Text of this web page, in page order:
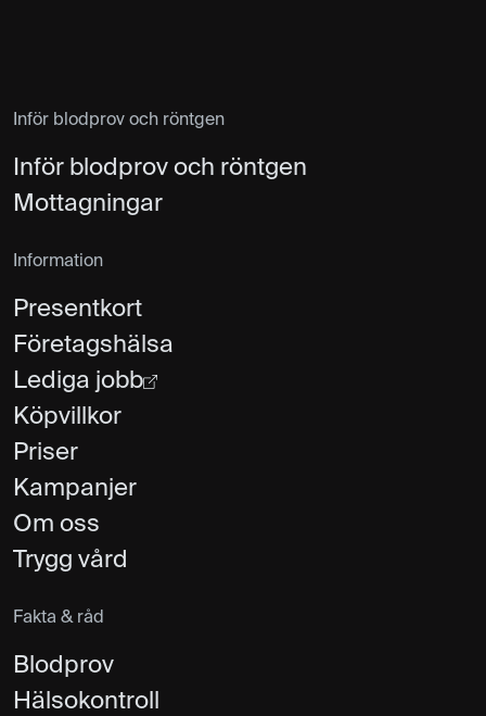
Inför blodprov och röntgen
Inför blodprov och röntgen
Mottagningar
Information
Presentkort
Företagshälsa
Lediga jobb
Köpvillkor
Priser
Kampanjer
Om oss
Trygg vård
Fakta & råd
Blodprov
Hälsokontroll